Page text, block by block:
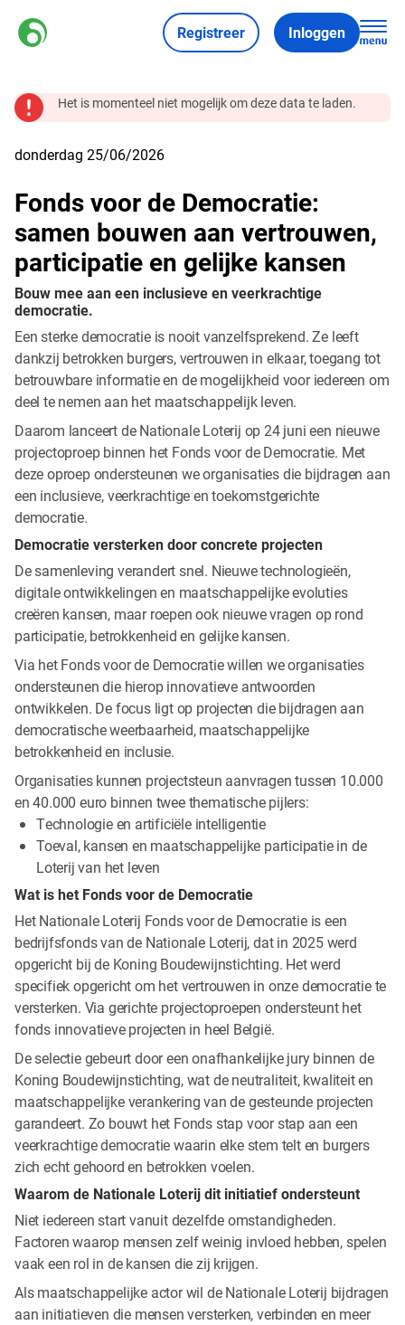
Registreer Inloggen
Het is momenteel niet mogelijk om deze data te laden.
donderdag 25/06/2026
Fonds voor de Democratie:
samen bouwen aan vertrouwen,
participatie en gelijke kansen
Bouw mee aan een inclusieve en veerkrachtige
democratie.
Een sterke democratie is nooit vanzelfsprekend. Ze leeft
dankzij betrokken burgers, vertrouwen in elkaar, toegang tot
betrouwbare informatie en de mogelijkheid voor iedereen om
deel te nemen aan het maatschappelijk leven.
Daarom lanceert de Nationale Loterij op 24 juni een nieuwe
projectoproep binnen het Fonds voor de Democratie. Met
deze oproep ondersteunen we organisaties die bijdragen aan
een inclusieve, veerkrachtige en toekomstgerichte
democratie.
Democratie versterken door concrete projecten
De samenleving verandert snel. Nieuwe technologieën,
digitale ontwikkelingen en maatschappelijke evoluties
creëren kansen, maar roepen ook nieuwe vragen op rond
participatie, betrokkenheid en gelijke kansen.
Via het Fonds voor de Democratie willen we organisaties
ondersteunen die hierop innovatieve antwoorden
ontwikkelen. De focus ligt op projecten die bijdragen aan
democratische weerbaarheid, maatschappelijke
betrokkenheid en inclusie.
Organisaties kunnen projectsteun aanvragen tussen 10.000
en 40.000 euro binnen twee thematische pijlers:
Technologie en artificiële intelligentie
Toeval, kansen en maatschappelijke participatie in de
Loterij van het leven
Wat is het Fonds voor de Democratie
Het Nationale Loterij Fonds voor de Democratie is een
bedrijfsfonds van de Nationale Loterij, dat in 2025 werd
opgericht bij de Koning Boudewijnstichting. Het werd
specifiek opgericht om het vertrouwen in onze democratie te
versterken. Via gerichte projectoproepen ondersteunt het
fonds innovatieve projecten in heel België.
De selectie gebeurt door een onafhankelijke jury binnen de
Koning Boudewijnstichting, wat de neutraliteit, kwaliteit en
maatschappelijke verankering van de gesteunde projecten
garandeert. Zo bouwt het Fonds stap voor stap aan een
veerkrachtige democratie waarin elke stem telt en burgers
zich echt gehoord en betrokken voelen.
Waarom de Nationale Loterij dit initiatief ondersteunt
Niet iedereen start vanuit dezelfde omstandigheden.
Factoren waarop mensen zelf weinig invloed hebben, spelen
vaak een rol in de kansen die zij krijgen.
Als maatschappelijke actor wil de Nationale Loterij bijdragen
aan initiatieven die mensen versterken, verbinden en meer